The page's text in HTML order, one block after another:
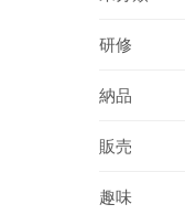
研修
納品
販売
趣味